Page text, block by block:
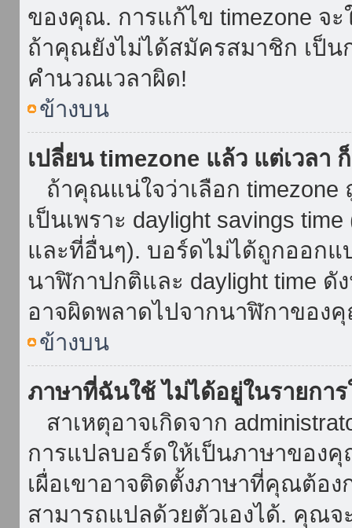
ของคุณ. การแก้ไข timezone จ
ถ้าคุณยังไม่ได้สมัครสมาชิก เป็
คำนวณเวลาผิด!
ข้างบน
เปลี่ยน timezone แล้ว แต่เวลา
ถ้าคุณแน่ใจว่าเลือก timezone
เป็นเพราะ daylight savings
และที่อื่นๆ). บอร์ดไม่ได้ถูกออกแ
นาฬิกาปกติและ daylight time
อาจผิดพลาดไปจากนาฬิกาของ
ข้างบน
ภาษาที่ฉันใช้ ไม่ได้อยู่ในรายการ
สาเหตุอาจเกิดจาก
การแปลบอร์ดให้เป็นภาษาของ
เผื่อเขาอาจติดตั้งภาษาที่คุณต้อ
สามารถแปลด้วยตัวเองได้. คุณจ